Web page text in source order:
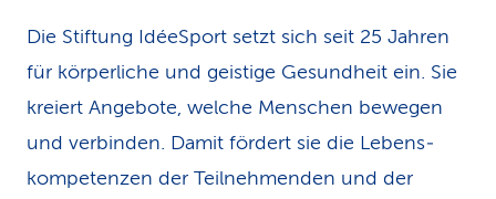
n
k
s
Die Stiftung IdéeSport setzt sich seit 25 Jahren
für körperliche und geistige Gesundheit ein. Sie
kreiert Angebote, welche Menschen bewegen
und verbinden. Damit fördert sie die Lebens­
kompetenzen der Teilnehmenden und der